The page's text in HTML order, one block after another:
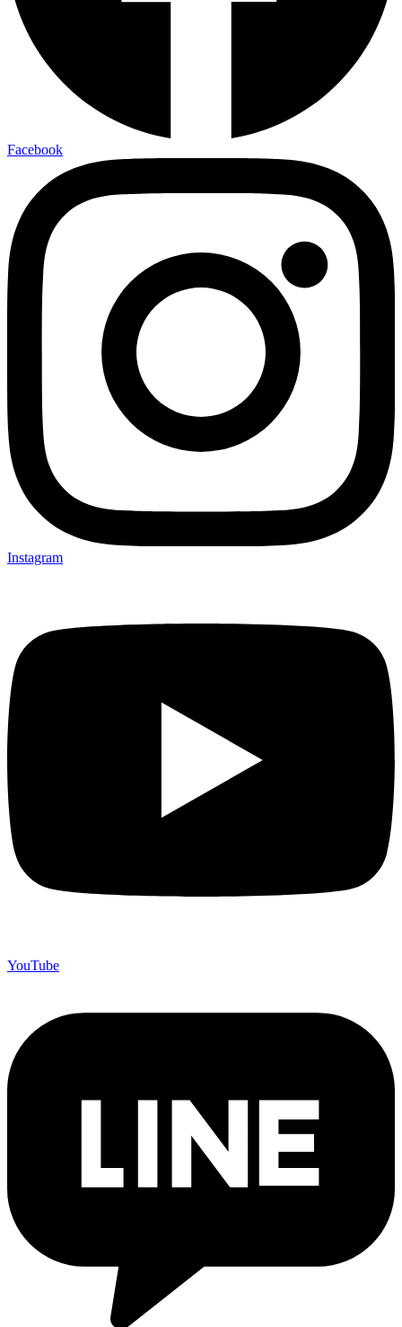
Facebook
Instagram
YouTube